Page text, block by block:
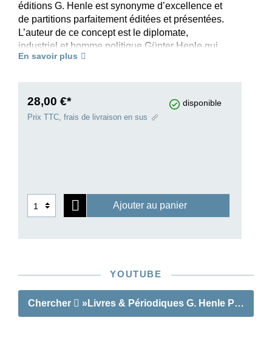
éditions G. Henle est synonyme d’excellence et
de partitions parfaitement éditées et présentées.
L’auteur de ce concept est le diplomate,
industriel et homme politique Günter Henle qui
était également un pianiste hors pair. En 1948, il
baroque à l’époque moderne classique. À
l’occasion du 75e anniversaire de la maison
fondateur tels que Yehudi Menuhin et Rudolf
Serkin. Günter Henle était loin d’imaginer qu’un
jour, son nom figurerait sur des partitions
En savoir plus
28,00 €* disponible
Prix TTC, frais de livraison en sus
Ajouter au panier
YOUTUBE
Chercher »Livres & Périodiques G. Henle